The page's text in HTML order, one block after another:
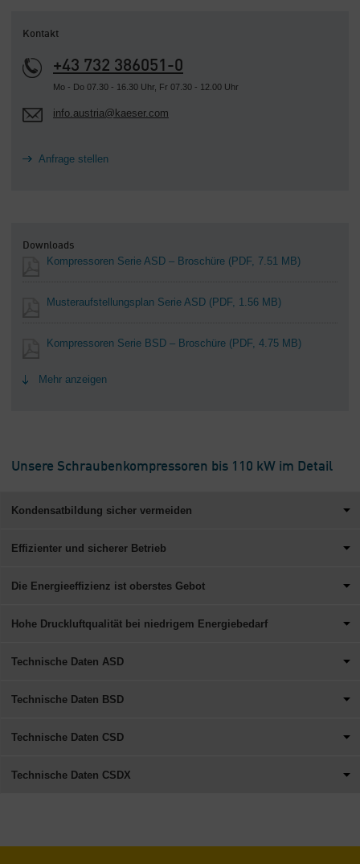
Kontakt
+43 732 386051-0
Mo - Do 07.30 - 16.30 Uhr, Fr 07.30 - 12.00 Uhr
info.austria@kaeser.com
Anfrage stellen
Downloads
Kompressoren Serie ASD – Broschüre (PDF, 7.51 MB)
Musteraufstellungsplan Serie ASD (PDF, 1.56 MB)
Kompressoren Serie BSD – Broschüre (PDF, 4.75 MB)
Mehr anzeigen
Unsere Schraubenkompressoren bis 110 kW im Detail
Kondensatbildung sicher vermeiden
Effizienter und sicherer Betrieb
Die Energieeffizienz ist oberstes Gebot
Hohe Druckluftqualität bei niedrigem Energiebedarf
Technische Daten ASD
Technische Daten BSD
Technische Daten CSD
Technische Daten CSDX